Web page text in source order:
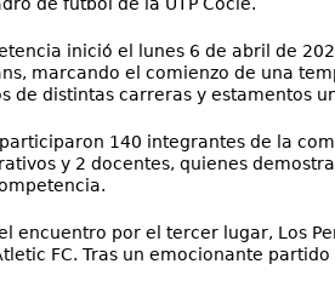
inició el lunes 6 de abril de
marcando el comienzo de una
de distintas carreras y estamentos
140 integrantes de la
y 2 docentes, quienes
encuentro por el tercer lugar, Los
FC. Tras un emocionante